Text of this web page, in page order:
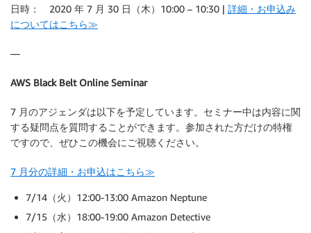
日時： 2020 年 7 月 30 日（木）10:00 – 10:30 | 詳細・お申込み
についてはこちら≫
—
AWS Black Belt Online Seminar
7 月のアジェンダは以下を予定しています。セミナー中は内容に関
する疑問点を質問することができます。参加された方だけの特権
ですので、ぜひこの機会にご視聴ください。
7 月分の詳細・お申込はこちら≫
7/14（火）12:00-13:00 Amazon Neptune
7/15（水）18:00-19:00 Amazon Detective